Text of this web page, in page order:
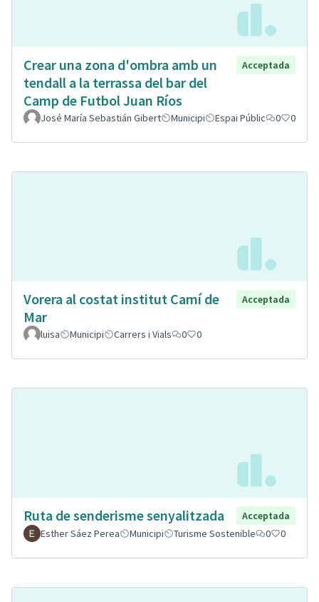
Crear una zona d'ombra amb un
tendall a la terrassa del bar del
Camp de Futbol Juan Ríos
Acceptada
José María Sebastián Gibert Municipi Espai Públic 0 0
Vorera al costat institut Camí de
Mar
Acceptada
luisa Municipi Carrers i Vials 0 0
Ruta de senderisme senyalitzada
Acceptada
Esther Sáez Perea
Municipi Turisme Sostenible 0 0